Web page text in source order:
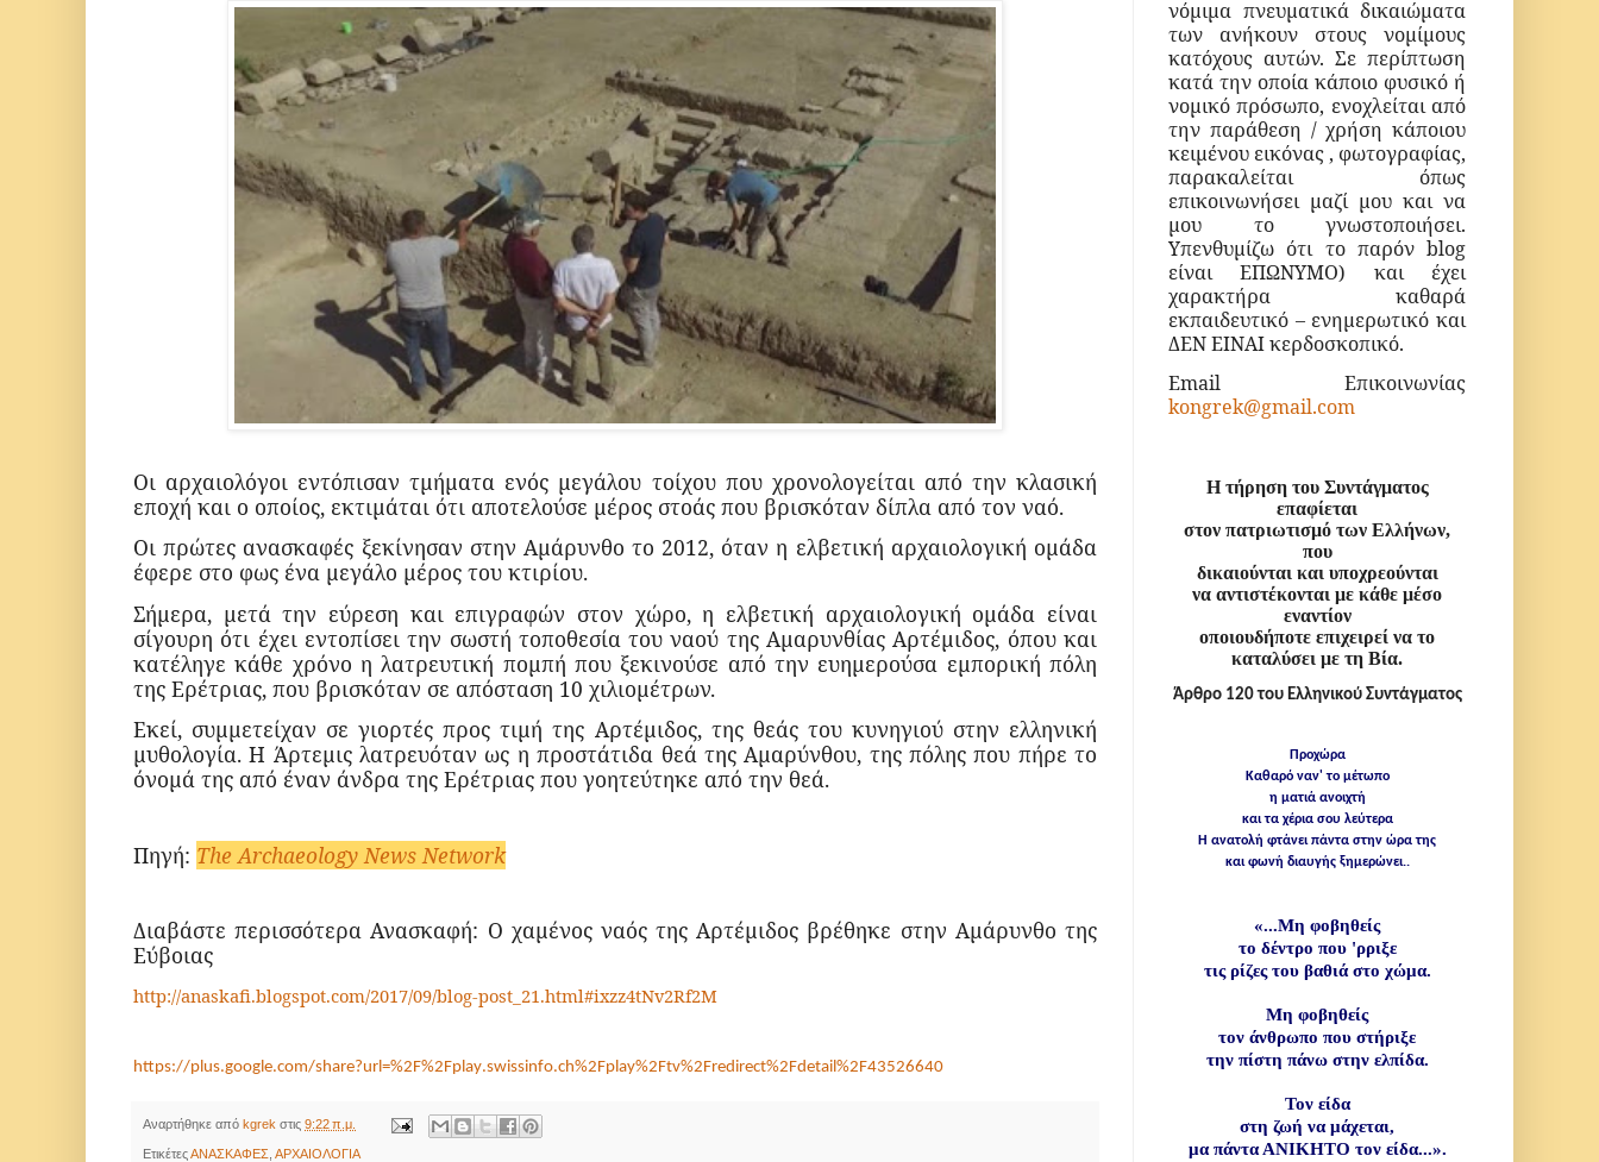
Οι αρχαιολόγοι εντόπισαν τμήματα ενός μεγάλου τοίχου που χρονολογείται από την κλασική
εποχή και ο οποίος, εκτιμάται ότι αποτελούσε μέρος στοάς που βρισκόταν δίπλα από τον ναό.
Οι πρώτες ανασκαφές ξεκίνησαν στην Αμάρυνθο το 2012, όταν η ελβετική αρχαιολογική ομάδα
έφερε στο φως ένα μεγάλο μέρος του κτιρίου.
Σήμερα, μετά την εύρεση και επιγραφών στον χώρο, η ελβετική αρχαιολογική ομάδα είναι
σίγουρη ότι έχει εντοπίσει την σωστή τοποθεσία του ναού της Αμαρυνθίας Αρτέμιδος, όπου και
κατέληγε κάθε χρόνο η λατρευτική πομπή που ξεκινούσε από την ευημερούσα εμπορική πόλη
της Ερέτριας, που βρισκόταν σε απόσταση 10 χιλιομέτρων.
Εκεί, συμμετείχαν σε γιορτές προς τιμή της Αρτέμιδος, της θεάς του κυνηγιού στην ελληνική
μυθολογία. Η Άρτεμις λατρευόταν ως η προστάτιδα θεά της Αμαρύνθου, της πόλης που πήρε το
όνομά της από έναν άνδρα της Ερέτριας που γοητεύτηκε από την θεά.
Πηγή: The Archaeology News Network
Διαβάστε περισσότερα Ανασκαφή: Ο χαμένος ναός της Αρτέμιδος βρέθηκε στην Αμάρυνθο της
Εύβοιας
http://anaskafi.blogspot.com/2017/09/blog-post _21.html#ixzz4tNv2Rf2M
https://plus.google.com/share?url=%2F%2Fplay.swissinfo.ch%2Fplay%2Ftv%2Fredirect%2Fdetail%2F43526640
Αναρτήθηκε από kgrek στις 9:22 π.μ.
ΕτικέτεςΑΝΑΣΚΑΦΕΣ ΑΡΧΑΙΟΛΟΓΙΑ
νόμιμα πνευματικά δικαιώματα
των ανήκουν στους νομίμους
κατόχους αυτών. Σε περίπτωση
κατά την οποία κάποιο φυσικό ή
νομικό πρόσωπο, ενοχλείται από
την παράθεση / χρήση κάποιου
κειμένου εικόνας , φωτογραφίας,
παρακαλείται όπως
επικοινωνήσει μαζί μου και να
μου το γνωστοποιήσει.
Υπενθυμίζω ότι το παρόν blog
είναι ΕΠΩΝΥΜΟ) και έχει
χαρακτήρα καθαρά
εκπαιδευτικό – ενημερωτικό και
ΔΕΝ ΕΙΝΑΙ κερδοσκοπικό.
Email Επικοινωνίας
kongrek@gmail.com
Η τήρηση του Συντάγματος
επαφίεται
στον πατριωτισμό των Ελλήνων,
που
δικαιούνται και υποχρεούνται
να αντιστέκονται με κάθε μέσο
εναντίον
οποιουδήποτε επιχειρεί να το
καταλύσει με τη Βία.
Άρθρο 120 του Ελληνικού Συντάγματος
Προχώρα
Καθαρό ναν' το μέτωπο
η ματιά ανοιχτή
και τα χέρια σου λεύτερα
Η ανατολή φτάνει πάντα στην ώρα της
και φωνή διαυγής ξημερώνει..
«...Μη φοβηθείς
το δέντρο που'ρριξε
τις ρίζες του βαθιά στο χώμα.
Μη φοβηθείς
τον άνθρωπο που στήριξε
την πίστη πάνω στην ελπίδα.
Τον είδα
στη ζωή να μάχεται,
μα πάντα ΑΝΙΚΗΤΟ τον είδα...».